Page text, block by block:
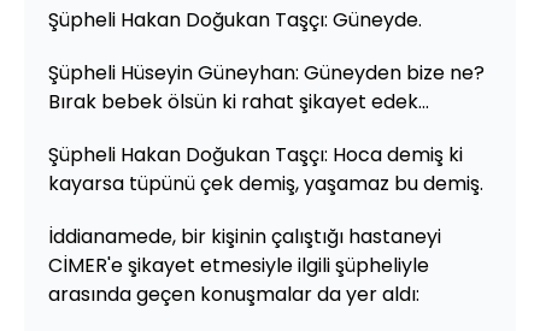
Şüpheli Hakan Doğukan Taşçı: Güneyde.
Şüpheli Hüseyin Güneyhan: Güneyden bize ne?
Bırak bebek ölsün ki rahat şikayet edek...
Şüpheli Hakan Doğukan Taşçı: Hoca demiş ki
kayarsa tüpünü çek demiş, yaşamaz bu demiş.
İddianamede, bir kişinin çalıştığı hastaneyi
CİMER'e şikayet etmesiyle ilgili şüpheliyle
arasında geçen konuşmalar da yer aldı: